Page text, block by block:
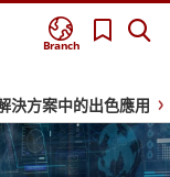
Branch
決方案中的出色應用